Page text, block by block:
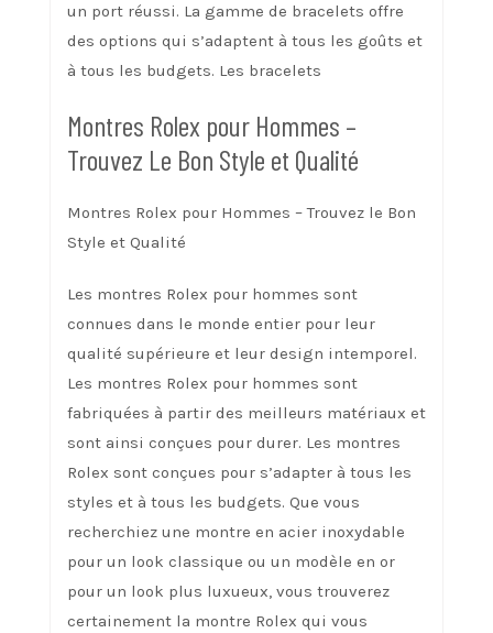
un port réussi. La gamme de bracelets offre
des options qui s’adaptent à tous les goûts et
à tous les budgets. Les bracelets
Montres Rolex pour Hommes –
Trouvez Le Bon Style et Qualité
Montres Rolex pour Hommes – Trouvez le Bon
Style et Qualité
Les montres Rolex pour hommes sont
connues dans le monde entier pour leur
qualité supérieure et leur design intemporel.
Les montres Rolex pour hommes sont
fabriquées à partir des meilleurs matériaux et
sont ainsi conçues pour durer. Les montres
Rolex sont conçues pour s’adapter à tous les
styles et à tous les budgets. Que vous
recherchiez une montre en acier inoxydable
pour un look classique ou un modèle en or
pour un look plus luxueux, vous trouverez
certainement la montre Rolex qui vous